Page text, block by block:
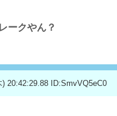
ークやん？
) 20:42:29.88 ID:SmvVQ5eC0